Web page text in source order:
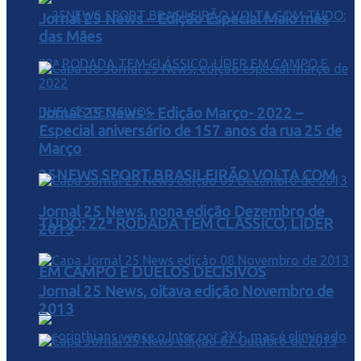
25NEWS SPORT BRASILEIRÃO VOLTA COM
TUDO: 22ª RODADA TEM CLÁSSICO, LÍDER
EM CAMPO E DUELOS DECISIVOS
Jornal 25 News – Edição Especial Maio mês
das Mães
Jornal 25 News – Edição Março- 2022 –
Especial aniversário de 157 anos da rua 25 de
Março
Jornal 25 News, nona edição Dezembro de
2013
Jornal 25 News, oitava edição Novembro de
2013